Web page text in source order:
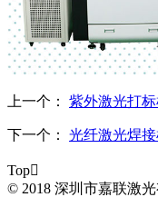
上一个： 紫外激光打
下一个： 光纤激光焊
Top
© 2018 深圳市嘉联激